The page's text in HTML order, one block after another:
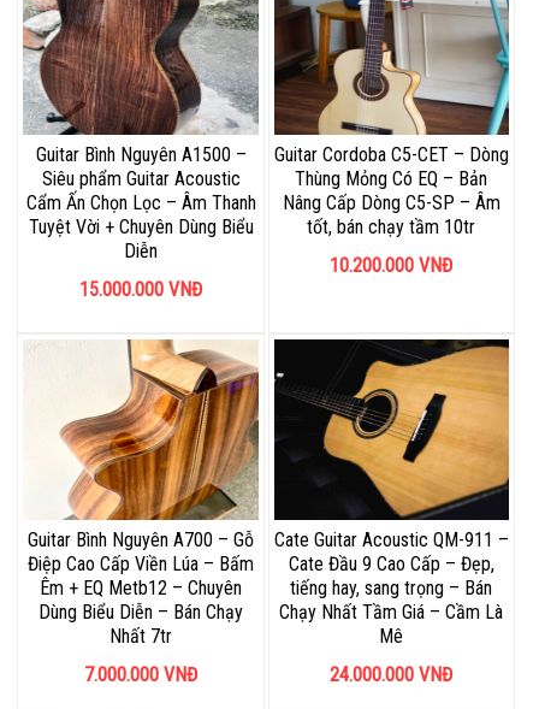
Guitar Bình Nguyên A1500 –
Siêu phẩm Guitar Acoustic
Cẩm Ấn Chọn Lọc – Âm Thanh
Tuyệt Vời + Chuyên Dùng Biểu
Diễn
15.000.000 VNĐ
Guitar Cordoba C5-CET – Dòng
Thùng Mỏng Có EQ – Bản
Nâng Cấp Dòng C5-SP – Âm
tốt, bán chạy tầm 10tr
10.200.000 VNĐ
Guitar Bình Nguyên A700 – Gỗ
Điệp Cao Cấp Viền Lúa – Bấm
Êm + EQ Metb12 – Chuyên
Dùng Biểu Diễn – Bán Chạy
Nhất 7tr
7.000.000 VNĐ
Cate Guitar Acoustic QM-911 –
Cate Đầu 9 Cao Cấp – Đẹp,
tiếng hay, sang trọng – Bán
Chạy Nhất Tầm Giá – Cầm Là
Mê
24.000.000 VNĐ